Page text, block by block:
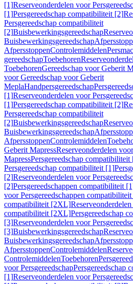
[1]Reserveonderdelen voor
[1]Persgereedschap compatibiliteit [2]
Persgereedschap compatibiliteit
[2]Buisbewerkingsgereedschap
Buisbewerkingsgereedschap
AfpersstoppenControlemiddelen
gereedschapToebehoren
ToebehorenGereedschap voor Geberit
voor Gereedschap voor Geberit
MeplaHandpersgereedschap
[1]Reserveonderdelen voor
[1]Persgereedschap compatibiliteit [2]
Persgereedschap compatibiliteit
[2]Buisbewerkingsgereedschap
Buisbewerkingsgereedschap
AfpersstoppenControlemiddelen
Geberit MapressReserveonderdelen
MapressPersgereedschap compatibiliteit
Persgereedschap compatibiliteit [1]
[2]Reserveonderdelen voor
[2]Persgereedschappen compatibiliteit
voor Persgereedschappen
compatibiliteit [2XL]
compatibiliteit [2XL]Persgereedschap
[3]Reserveonderdelen voor
[3]Buisbewerkingsgereedschap
Buisbewerkingsgereedschap
AfpersstoppenControlemiddelen
ControlemiddelenToebehoren
voor PersgereedschapPersgereedschap
[1]Reserveonderdelen voor